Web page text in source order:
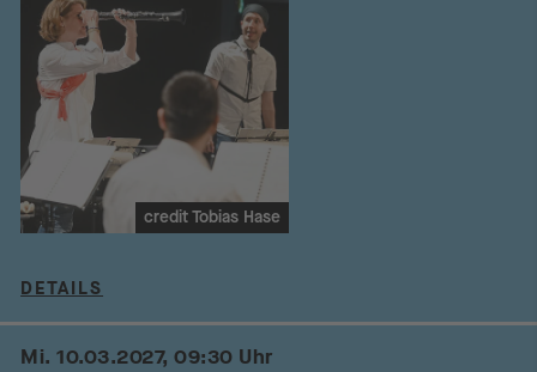
credit Tobias Hase
DETAILS
Mi. 10.03.2027, 09:30 Uhr